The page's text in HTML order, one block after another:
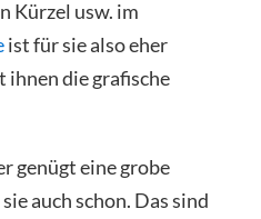
Kürzel usw. im
ist für sie also eher
die grafische
genügt eine grobe
auch schon. Das sind